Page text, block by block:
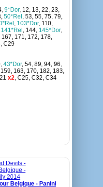
9*Dor, 12, 13, 22, 23,
50*Rel , 53, 55, 75, 79,
, 103*Dor, 110,
141*Rel , 144, 145*Dor,
167, 171, 172, 178,
C29
43*Dor, 54, 89, 94, 96,
163, 170, 182, 183,
x2, C25, C32, C34
Belgique - Panini